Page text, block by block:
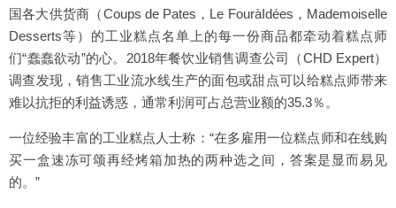
国各大供货商（Coups de Pates，Le FouràIdées，Mademoiselle
Desserts等）的工业糕点名单上的每一份商品都牵动着糕点师
们“蠢蠢欲动”的心。2018年餐饮业销售调查公司（CHD Expert）
调查发现，销售工业流水线生产的面包或甜点可以给糕点师带来
难以抗拒的利益诱惑，通常利润可占总营业额的35.3％。
一位经验丰富的工业糕点人士称：“在多雇用一位糕点师和在线购
买一盒速冻可颂再经烤箱加热的两种选之间，答案是显而易见
的。”